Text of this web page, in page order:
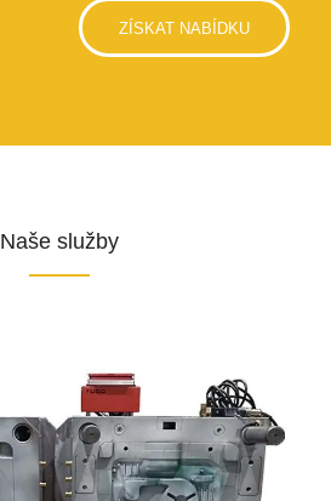
ZÍSKAT NABÍDKU
Naše služby